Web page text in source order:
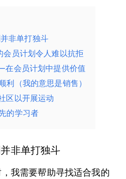
非单打独斗
会员计划令人难以抗拒
会员计划中提供价值
利（我的意思是销售）
区以开展运动
的学习者
非单打独斗
我需要帮助寻找适合我的